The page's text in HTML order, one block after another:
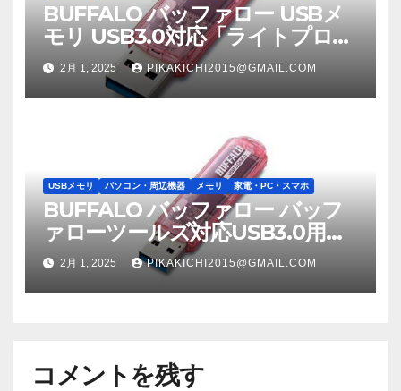
BUFFALO バッファロー USBメ
モリ USB3.0対応「ライトプロテ
クト機能」搭載モデル RUF3-
C8GA-PK
2月 1, 2025 PIKAKICHI2015@GMAIL.COM
USBメモリ パソコン・周辺機器 メモリ 家電・PC・スマホ
BUFFALO バッファロー バッフ
ァローツールズ対応USB3.0用
USBメモリースタンダードモデ
ル 64GB ピンクモデル RUF3-
C64GA-PK RUF3C64GAPK
2月 1, 2025 PIKAKICHI2015@GMAIL.COM
コメントを残す